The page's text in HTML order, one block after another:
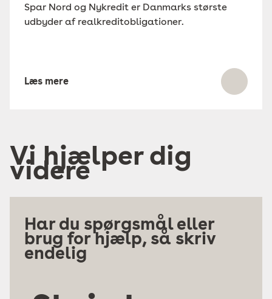
Spar Nord og Nykredit er Danmarks største
udbyder af realkreditobligationer.
Læs mere
Vi hjælper dig
videre
Har du spørgsmål eller
brug for hjælp, så skriv
endelig